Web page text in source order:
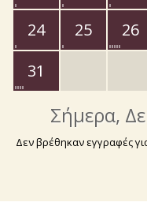
24
25 26
31
Σήμερα,
Δεν βρέθηκαν εγγραφές